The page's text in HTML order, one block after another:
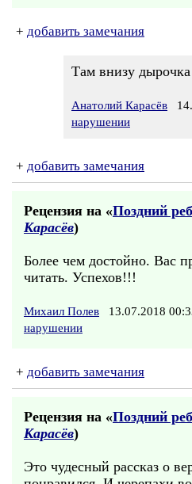
+ добавить замечания
Там внизу
Анатолий Карасёв
нарушении
+ добавить замечания
Рецензия на «Поздний
Карасёв)
Более чем достойно. Вас
читать. Успехов!!!
Михаил Полев 13.07.2018
нарушении
+ добавить замечания
Рецензия на «Поздний
Карасёв)
Это чудесный рассказ о